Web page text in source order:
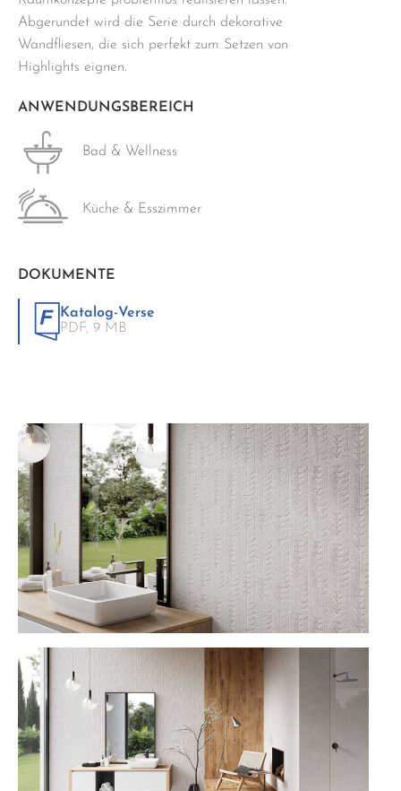
Abgerundet wird die Serie durch dekorative
Wandfliesen, die sich perfekt zum Setzen von
Highlights eignen.
ANWENDUNGSBEREICH
Bad & Wellness
Küche & Esszimmer
DOKUMENTE
Katalog-Verse
PDF, 9 MB